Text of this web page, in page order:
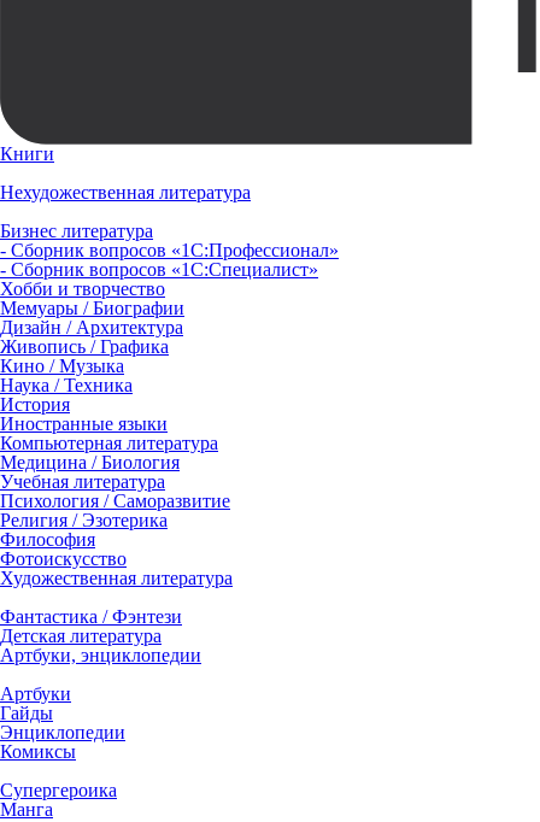
Книги
Нехудожественная литература
Бизнес литература
- Сборник вопросов «1С:Профессионал»
- Сборник вопросов «1С:Специалист»
Хобби и творчество
Мемуары / Биографии
Дизайн / Архитектура
Живопись / Графика
Кино / Музыка
Наука / Техника
История
Иностранные языки
Компьютерная литература
Медицина / Биология
Учебная литература
Психология / Саморазвитие
Религия / Эзотерика
Философия
Фотоискусство
Художественная литература
Фантастика / Фэнтези
Детская литература
Артбуки, энциклопедии
Артбуки
Гайды
Энциклопедии
Комиксы
Супергероика
Манга